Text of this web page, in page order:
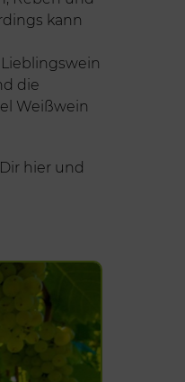
kann
die
Weißwein
hier und